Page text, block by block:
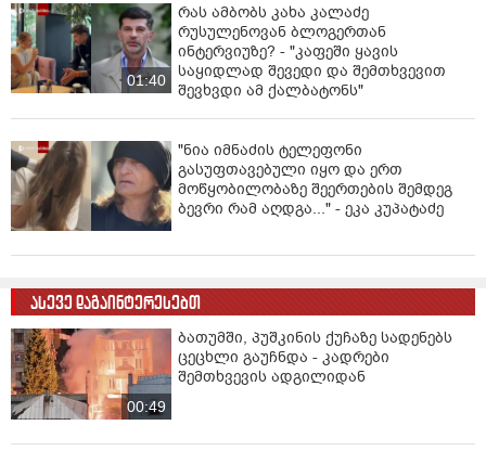
01:40
რას ამბობს კახა კალაძე
რუსულენოვან ბლოგერთან
ინტერვიუზე? - "კაფეში ყავის
საყიდლად შევედი და შემთხვევით
შევხვდი ამ ქალბატონს"
"ნია იმნაძის ტელეფონი
გასუფთავებული იყო და ერთ
მოწყობილობაზე შეერთების შემდეგ
ბევრი რამ აღდგა..." - ეკა კუპატაძე
ასევე დაგაინტერესებთ
00:49
ბათუმში, პუშკინის ქუჩაზე სადენებს
ცეცხლი გაუჩნდა - კადრები
შემთხვევის ადგილიდან